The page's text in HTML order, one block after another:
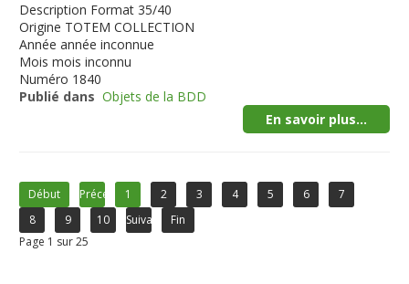
Description Format 35/40
Origine TOTEM COLLECTION
Année année inconnue
Mois mois inconnu
Numéro 1840
Publié dans Objets de la BDD
En savoir plus...
Début Précédent1 2 3 4 5 6
7
8
9 10 Suivant
Fin
Page 1 sur 25